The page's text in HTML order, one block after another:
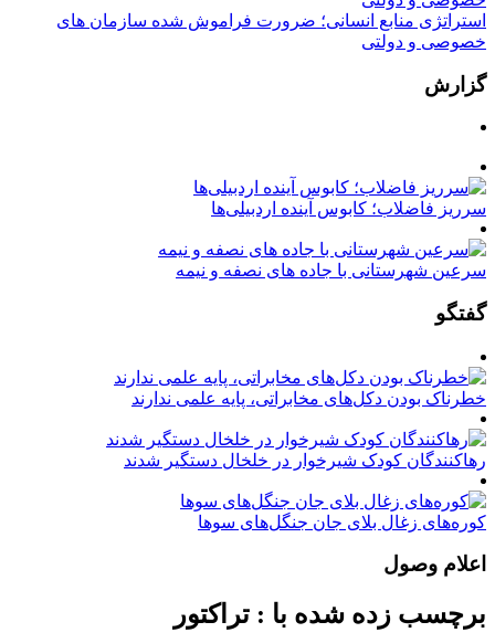
استراتژی منابع انسانی؛ ضرورت فراموش شده سازمان های
خصوصی و دولتی
گزارش
سرریز فاضلاب؛ کابوس آینده اردبیلی‌ها
سرعین شهرستانی با جاده های نصفه و نیمه
گفتگو
خطرناک بودن دکل‌های مخابراتی، پایه علمی ندارند
رهاکنندگان کودک شیرخوار در خلخال دستگیر شدند
کوره‌های زغال بلای جان جنگل‌های سوها
اعلام وصول
برچسب زده شده با : تراکتور